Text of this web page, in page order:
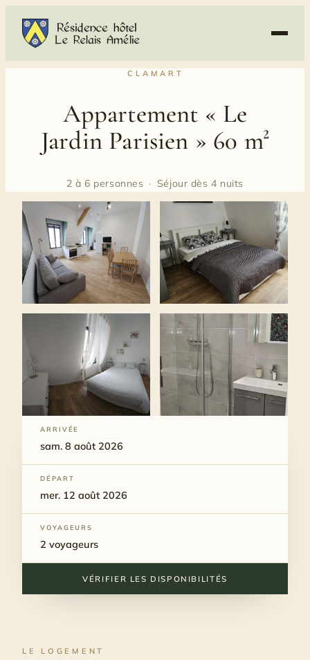
content
CLAMART
Appartement « Le
Jardin Parisien » 60 m²
2 à 6 personnes · Séjour dès 4 nuits
ARRIVÉE
DÉPART
VOYAGEURS
VÉRIFIER LES DISPONIBILITÉS
LE LOGEMENT